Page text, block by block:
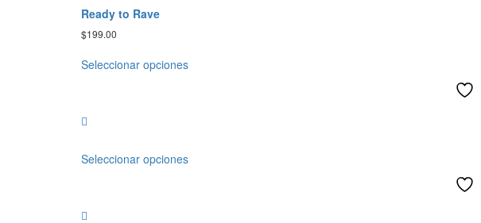
Ready to Rave
$199.00
Seleccionar opciones
Seleccionar opciones